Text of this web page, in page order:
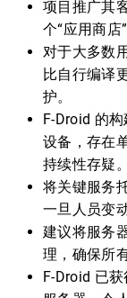
项目推广其
个“应用商店
对于大多数
比自行编译
护。
F-Droid 的
设备，存在
持续性存疑。
将关键服务
一旦人员变
建议将服务
理，确保所
F-Droid 已